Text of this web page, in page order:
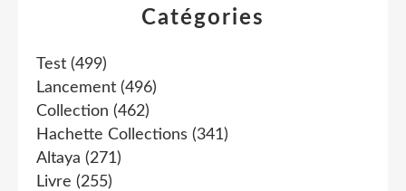
Catégories
Test (499)
Lancement (496)
Collection (462)
Hachette Collections (341)
Altaya (271)
Livre (255)